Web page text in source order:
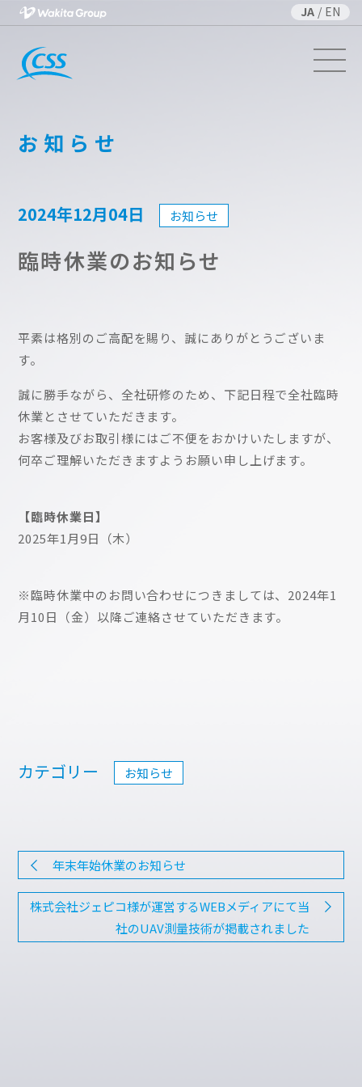
EN
/
JA
お知らせ
2024年12月04日 お知らせ
臨時休業のお知らせ
平素は格別のご高配を賜り、誠にありがとうございま
す。
誠に勝手ながら、全社研修のため、下記日程で全社臨時
休業とさせていただきます。
お客様及びお取引様にはご不便をおかけいたしますが、
何卒ご理解いただきますようお願い申し上げます。
【臨時休業日】
2025年1月9日（木）
※臨時休業中のお問い合わせにつきましては、2024年1
月10日（金）以降ご連絡させていただきます。
カテゴリー お知らせ
年末年始休業のお知らせ
株式会社ジェピコ様が運営するWEBメディアにて当
社のUAV測量技術が掲載されました